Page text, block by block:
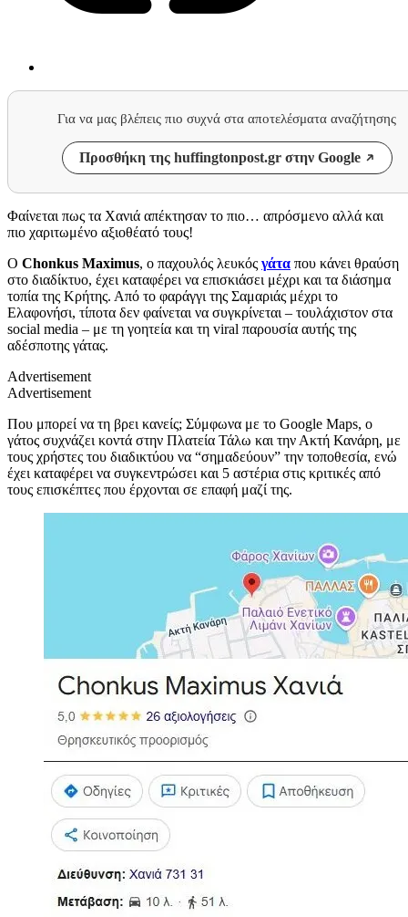
Για να μας βλέπεις πιο συχνά στα αποτελέσματα αναζήτησης
Προσθήκη της huffingtonpost.gr στην Google
Φαίνεται πως τα Χανιά απέκτησαν το πιο… απρόσμενο αλλά και
πιο χαριτωμένο αξιοθέατό τους!
Ο Chonkus Maximus, ο παχουλός λευκός γάτα που κάνει θραύση
στο διαδίκτυο, έχει καταφέρει να επισκιάσει μέχρι και τα διάσημα
τοπία της Κρήτης. Από το φαράγγι της Σαμαριάς μέχρι το
Ελαφονήσι, τίποτα δεν φαίνεται να συγκρίνεται – τουλάχιστον στα
social media – με τη γοητεία και τη viral παρουσία αυτής της
αδέσποτης γάτας.
Advertisement
Advertisement
Που μπορεί να τη βρει κανείς; Σύμφωνα με το Google Maps, ο
γάτος συχνάζει κοντά στην Πλατεία Τάλω και την Ακτή Κανάρη, με
τους χρήστες του διαδικτύου να “σημαδεύουν” την τοποθεσία, ενώ
έχει καταφέρει να συγκεντρώσει και 5 αστέρια στις κριτικές από
τους επισκέπτες που έρχονται σε επαφή μαζί της.